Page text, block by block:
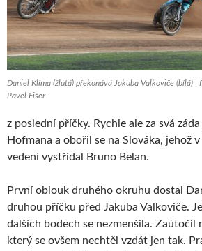
Daniel Klíma (žlutá) překonává Jakuba Valkoviče (bílá) |
Pavel Fišer
z poslední příčky. Rychle ale za svá
Hofmana a obořil se na Slováka, jehož
vedení vystřídal Bruno Belan.
První oblouk druhého okruhu dostal
druhou příčku před Jakuba Valkoviče.
dalších bodech se nezmenšila. Zaútočil
který se ovšem nechtěl vzdát jen tak.